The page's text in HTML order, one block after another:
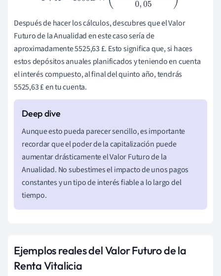
Después de hacer los cálculos, descubres que el Valor
Futuro de la Anualidad en este caso sería de
aproximadamente 5525,63 £. Esto significa que, si haces
estos depósitos anuales planificados y teniendo en cuenta
el interés compuesto, al final del quinto año, tendrás
5525,63 £ en tu cuenta.
Aunque esto pueda parecer sencillo, es importante
recordar que el poder de la capitalización puede
aumentar drásticamente el Valor Futuro de la
Anualidad. No subestimes el impacto de unos pagos
constantes y un tipo de interés fiable a lo largo del
tiempo.
Ejemplos reales del Valor Futuro de la
Renta Vitalicia